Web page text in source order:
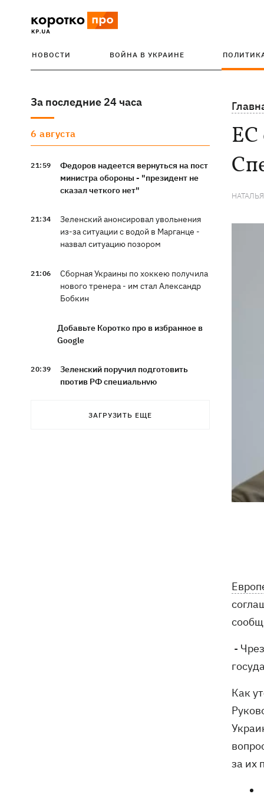
НОВОСТИ ВОЙНА В УКРАИНЕ
За последние 24 часа
6 августа
21:59
Федоров надеется вернуться на пост
министра обороны - "президент не
сказал четкого нет"
21:34
Зеленский анонсировал увольнения
из-за ситуации с водой в Марганце -
назвал ситуацию позором
21:06
Сборная Украины по хоккею получила
нового тренера - им стал Александр
Бобкин
Добавьте Коротко про в избранное в
Google
20:39
Зеленский поручил подготовить
против РФ специальную
ЗАГРУЗИТЬ ЕЩЕ
ЕС
-
Как
за их